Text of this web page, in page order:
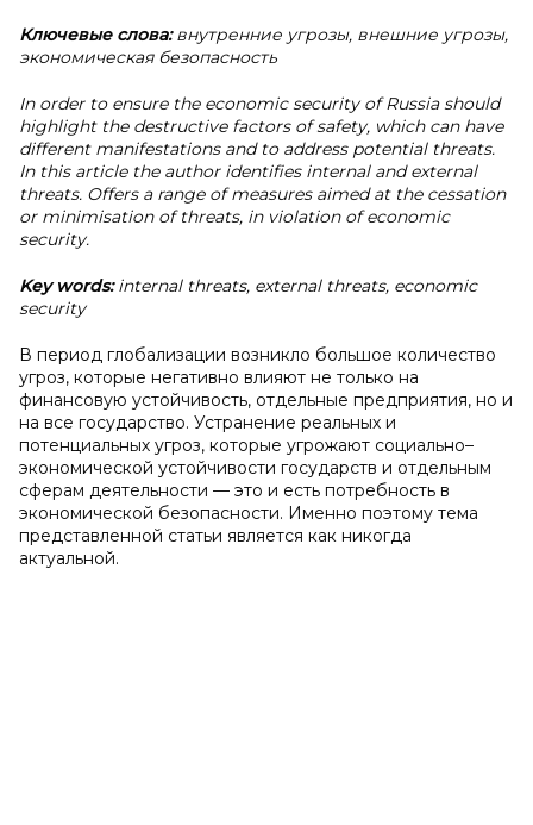
Ключевые слова:внутренние угрозы, внешние угрозы,
экономическая безопасность
In order to ensure the economic security of Russia should
highlight the destructive factors of safety, which can have
different manifestations and to address potential threats.
In this article the author identifies internal and external
threats. Offers a range of measures aimed at the cessation
or minimisation of threats, in violation of economic
security.
Key words:internal threats, external threats, economic
security
В период глобализации возникло большое количество
угроз, которые негативно влияют не только на
финансовую устойчивость, отдельные предприятия, но и
на все государство. Устранение реальных и
потенциальных угроз, которые угрожают социально–
экономической устойчивости государств и отдельным
сферам деятельности — это и есть потребность в
экономической безопасности. Именно поэтому тема
представленной статьи является как никогда
актуальной.